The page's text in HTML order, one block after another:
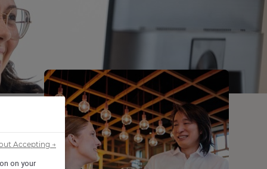
on your
Accepting →